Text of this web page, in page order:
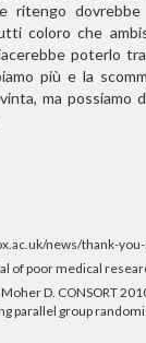
ritengo
coloro che
poterlo
più e la
ma possiamo
news/thank-
of poor medical
D. CONSORT
parallel group